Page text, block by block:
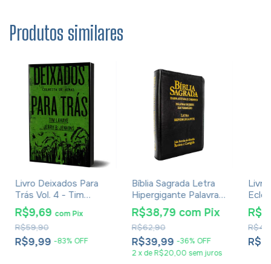
Produtos similares
Livro Deixados Para
Trás Vol. 4 - Tim
Lahaye
R$9,99 -83% OFF
R$59,90
R$9,69 com Pix
Bíblia Sagrada Letra
Hipergigante Palavra
De Jesus Em
Vermelho Com Harpa
Zíper Preta
R$39,99 -36% OFF
R$62,90
R$38,79 com Pix
2 xdeR$20,00 sem juros
Barth